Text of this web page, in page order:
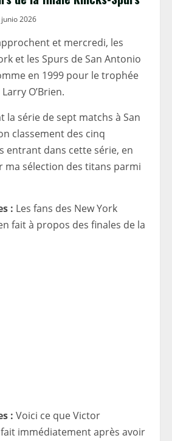
junio 2026
et mercredi, les
et les Spurs de San Antonio
en 1999 pour le trophée
O’Brien.
la série de sept matchs à San
classement des cinq
entrant dans cette série, en
ma sélection des titans parmi
: Les fans des New York
fait à propos des finales de la
: Voici ce que Victor
immédiatement après avoir